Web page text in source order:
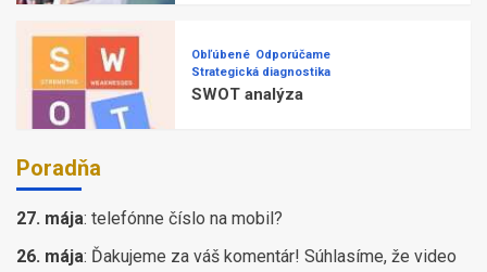
Obľúbené Odporúčame
Strategická diagnostika
SWOT analýza
Poradňa
27. mája: telefónne číslo na mobil?
26. mája: Ďakujeme za váš komentár! Súhlasíme, že video